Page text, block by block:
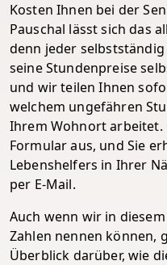
Kosten Ihnen bei der
Pauschal lässt sich das
denn jeder
seine Stundenpreise
und wir teilen Ihnen
welchem ungefähren
Ihrem Wohnort arbeitet.
Formular aus, und Sie
Lebenshelfers in Ihrer
per E-Mail.
Auch wenn wir in
Zahlen nennen können,
Überblick darüber, wie